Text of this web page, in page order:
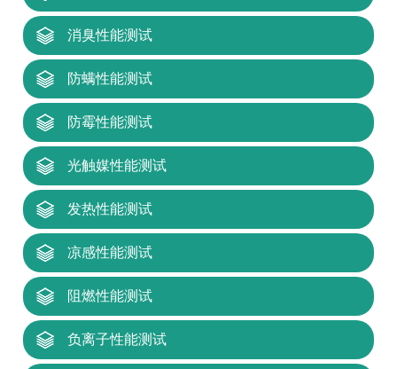
消臭性能测试
防螨性能测试
防霉性能测试
光触媒性能测试
发热性能测试
凉感性能测试
阻燃性能测试
负离子性能测试